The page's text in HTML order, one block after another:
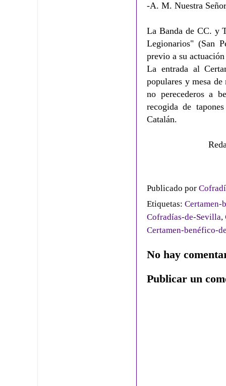
-A. M. Nuestra
La Banda de CC. y
Legionarios" (San
previo a su
La entrada al
populares y mesa
no perecederos a
recogida de
Catalán.
Publicado por
Etiquetas: Certamen-
Cofradías-de-Sevilla,
Certamen-benéfico-
No hay
Publicar un